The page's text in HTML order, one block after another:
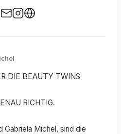
DIE BEAUTY TWINS
RICHTIG.
Gabriela Michel, sind die